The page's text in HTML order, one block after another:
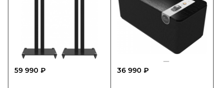
59 990 ₽ 36 990 ₽